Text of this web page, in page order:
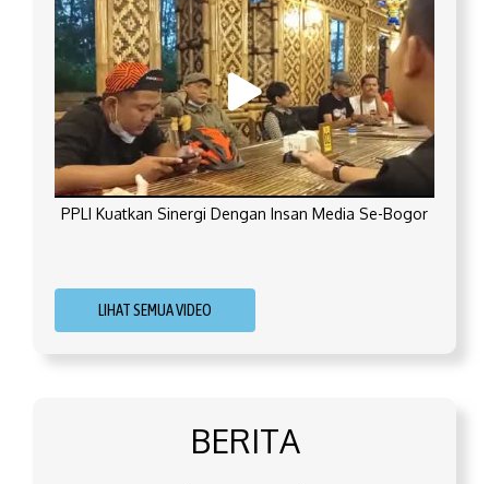
PPLI Kuatkan Sinergi Dengan Insan Media Se-Bogor
LIHAT SEMUA VIDEO
BERITA